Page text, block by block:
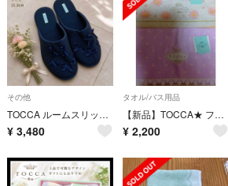
その他
TOCCA ルームスリッパ ネイビー リボン
¥ 3,480
タオル/バス用品
【新品】TOCCA★ フェイスタオル ピンク/クリーム2枚セット【最終お値下げ】
¥ 2,200